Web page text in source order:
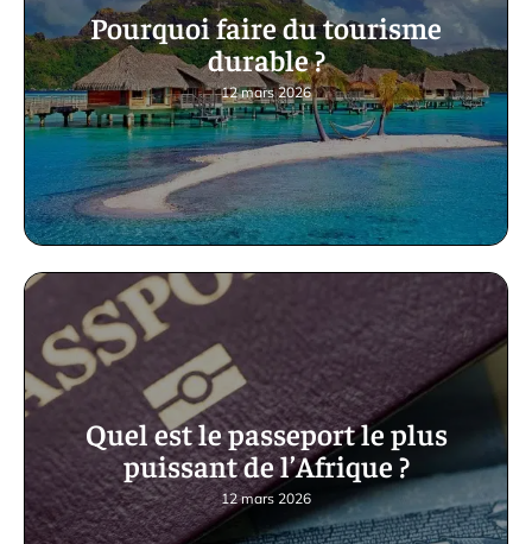
Pourquoi faire du tourisme
durable ?
12 mars 2026
Quel est le passeport le plus
puissant de l’Afrique ?
12 mars 2026